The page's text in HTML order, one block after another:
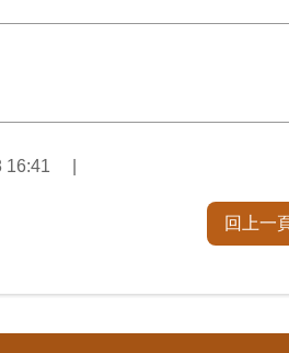
16:41
回上一